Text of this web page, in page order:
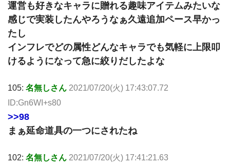
運営も好きなキャラに贈れる趣味アイテムみたいな
感じで実装したんやろうなぁ久遠追加ペース早かっ
たし
インフレでどの属性どんなキャラでも気軽に上限叩
けるようになって急に絞りだしたよな
105: 名無しさん 2021/07/20(火) 17:43:07.72
ID:Gn6WI+s80
>>98
まぁ延命道具の一つにされたね
102: 名無しさん 2021/07/20(火) 17:41:21.63